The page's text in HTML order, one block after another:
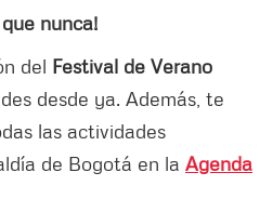
nunca!
del Festival de Verano
desde ya. Además, te
las actividades
de Bogotá en la Agenda